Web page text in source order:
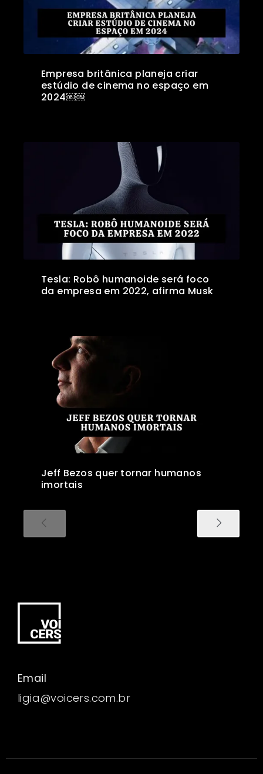
Empresa britânica planeja criar
estúdio de cinema no espaço em
2024￼￼
Tesla: Robô humanoide será foco
da empresa em 2022, afirma Musk
Jeff Bezos quer tornar humanos
imortais
Email
ligia@voicers.com.br